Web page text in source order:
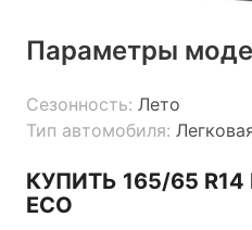
Параметры
Сезонность: Лето
Тип автомобиля:
КУПИТЬ 165/65 R14
ECO